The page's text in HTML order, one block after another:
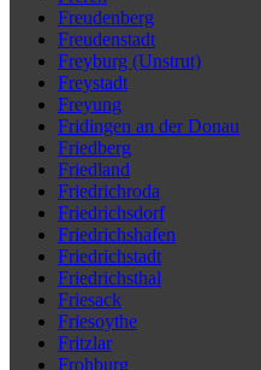
Freudenberg
Freudenstadt
Freyburg (Unstrut)
Freystadt
Freyung
Fridingen an der Donau
Friedberg
Friedland
Friedrichroda
Friedrichsdorf
Friedrichshafen
Friedrichstadt
Friedrichsthal
Friesack
Friesoythe
Fritzlar
Frohburg